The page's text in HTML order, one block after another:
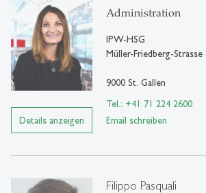
Details anzeigen
Administration
IPW-HSG
Müller-Friedberg-Strasse
9000 St. Gallen
Tel.: +41 71 224 2600
Email schreiben
Filippo Pasquali